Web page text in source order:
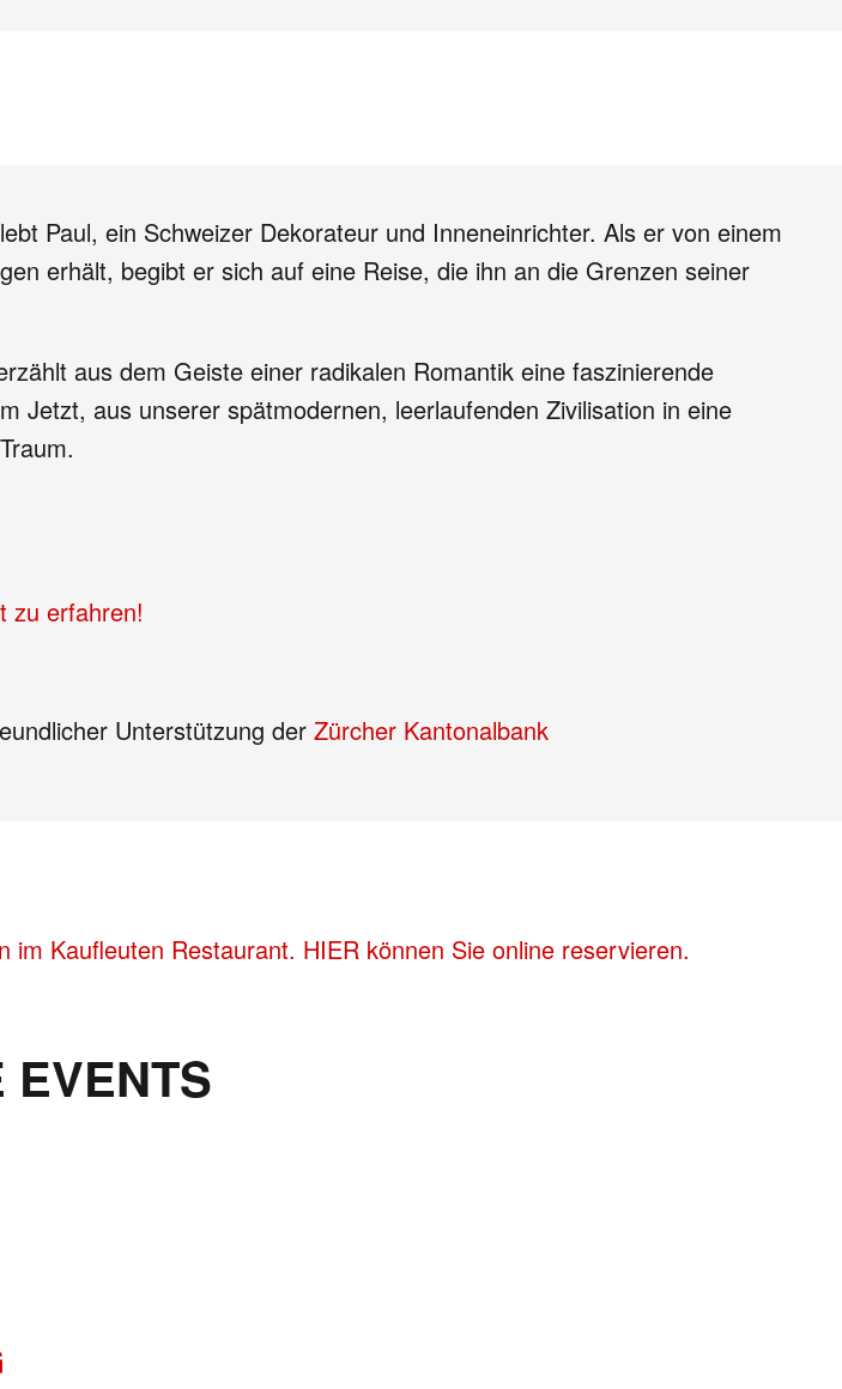
Paul, ein Schweizer Dekorateur und Inneneinrichter. Als er von einem
erhält, begibt er sich auf eine Reise, die ihn an die Grenzen seiner
aus dem Geiste einer radikalen Romantik eine faszinierende
Jetzt, aus unserer spätmodernen, leerlaufenden Zivilisation in eine
zu erfahren!
Unterstützung der Zürcher Kantonalbank
Kaufleuten Restaurant. HIER können Sie online reservieren.
EVENTS